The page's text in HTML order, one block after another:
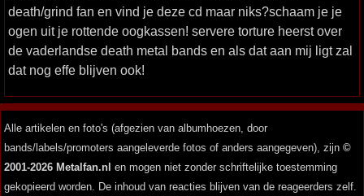
death/grind fan en vind je deze cd maar niks?schaam je je
ogen uit je rottende oogkassen! servere torture heerst over
de vaderlandse death metal bands en als dat aan mij ligt zal
dat nog effe blijven ook!
Alle artikelen en foto's (afgezien van albumhoezen, door
bands/labels/promoters aangeleverde fotos of anders aangegeven), zijn ©
2001-2026 Metalfan.nl en mogen niet zonder schriftelijke toestemming
gekopieerd worden. De inhoud van reacties blijven van de reageerders zelf.